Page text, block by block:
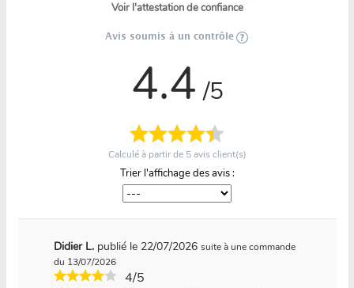
Voir l'attestation de confiance
Avis soumis à un contrôle
4.4 /5
Calculé à partir de 5avis client(s)
Trier l'affichage des avis :
Didier L. publié le 22/07/2026 suite à une commande
du 13/07/2026
4/5